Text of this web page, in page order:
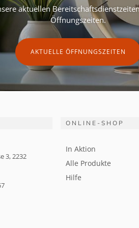
aktuellen
Öffnungszeiten.
AKTUELLE ÖFFNUNGSZEITEN
3, 2232
ONLINE-SHOP
In Aktion
Alle Produkte
Hilfe